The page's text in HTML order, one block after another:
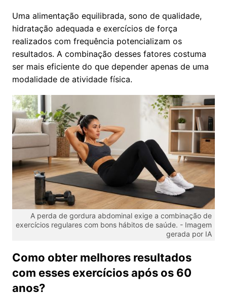
Uma alimentação equilibrada, sono de qualidade,
hidratação adequada e exercícios de força
realizados com frequência potencializam os
resultados. A combinação desses fatores costuma
ser mais eficiente do que depender apenas de uma
modalidade de atividade física.
A perda de gordura abdominal exige a combinação de
exercícios regulares com bons hábitos de saúde. - Imagem
gerada por IA
Como obter melhores resultados
com esses exercícios após os 60
anos?